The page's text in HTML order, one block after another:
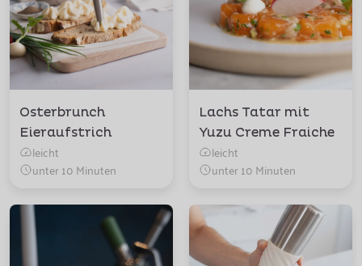
Osterbrunch
Eieraufstrich
leicht
unter 10 Minuten
Lachs Tatar mit
Yuzu Creme Fraiche
leicht
unter 10 Minuten